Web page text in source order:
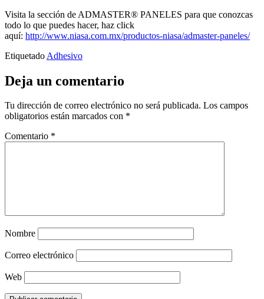
Visita la sección de ADMASTER® PANELES para que conozcas
todo lo que puedes hacer, haz click
aquí: http://www.niasa.com.mx/productos-niasa/admaster-paneles/
Etiquetado Adhesivo
Deja un comentario
Tu dirección de correo electrónico no será publicada. Los campos
obligatorios están marcados con *
Comentario *
Nombre
Correo electrónico
Web